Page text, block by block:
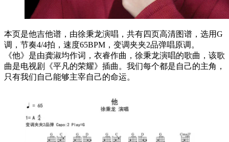
本页是他吉他谱，由徐秉龙演唱，共有四页高清图谱，选用G
调，节奏4/4拍，速度65BPM，变调夹夹2品弹唱原调。
《他》是由龚淑均作词，衣睿作曲，徐秉龙演唱的歌曲，该歌
曲是电视剧《平凡的荣耀》插曲。我们每个都是自己的主角，
只有我们自己能够主宰自己的命运。